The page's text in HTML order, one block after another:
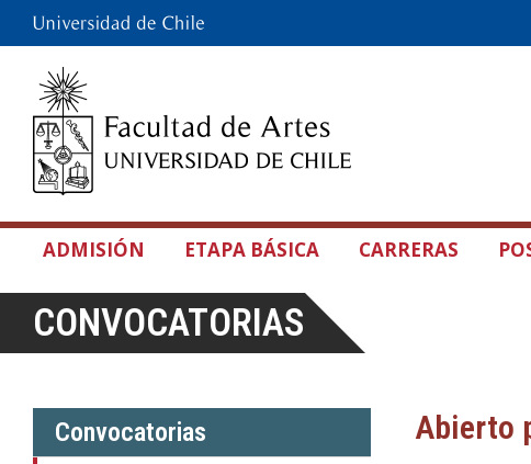
ADMISIÓN ETAPA BÁSICA CARRERAS
CONVOCATORIAS
Convocatorias Abierto